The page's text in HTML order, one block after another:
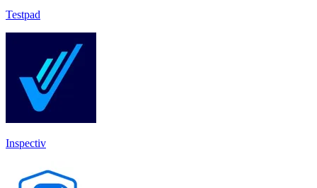
Testpad
Inspectiv